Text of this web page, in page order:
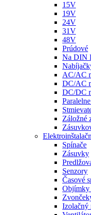
15V
19V
24V
31V
48V
Prúdové
Na DIN
AC/AC
DC/AC
DC/DC
Záložné
Spínače
Zásuvky
Senzory
Časové
Objímky
Izolačný